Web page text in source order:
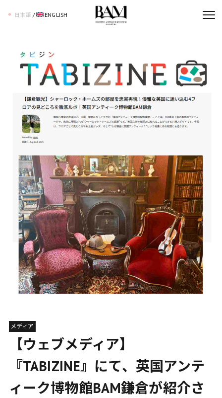
日本語 / ENGLISH
メディア
【ウェブメディア】
『TABIZINE』にて、英国アンテ
ィーク博物館BAM鎌倉が紹介さ